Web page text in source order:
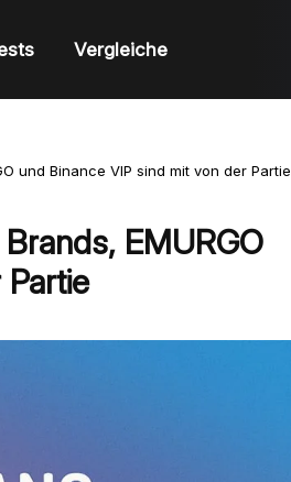
Vergleiche
und Binance VIP sind mit von der Partie
EMURGO